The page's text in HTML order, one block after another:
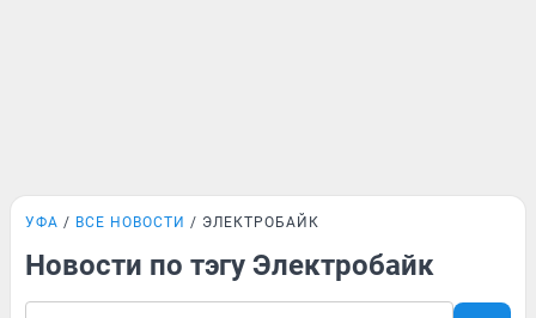
УФА ВСЕ НОВОСТИ ЭЛЕКТРОБАЙК
Новости по тэгу Электробайк